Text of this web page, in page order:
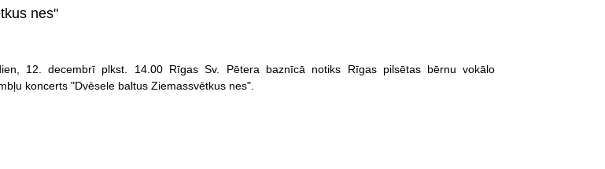
nes"
12. decembrī plkst. 14.00 Rīgas Sv. Pētera baznīcā notiks Rīgas pilsētas bērnu vokālo
koncerts "Dvēsele baltus Ziemassvētkus nes".